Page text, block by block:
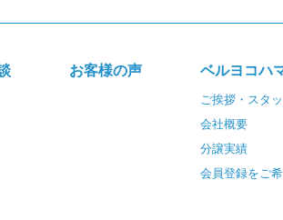
お客様の声 ベルヨコハ
ご挨拶・スタ
会社概要
分譲実績
会員登録をご